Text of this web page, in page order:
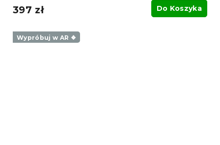
397 zł Do Koszyka
Wypróbuj w AR ❖